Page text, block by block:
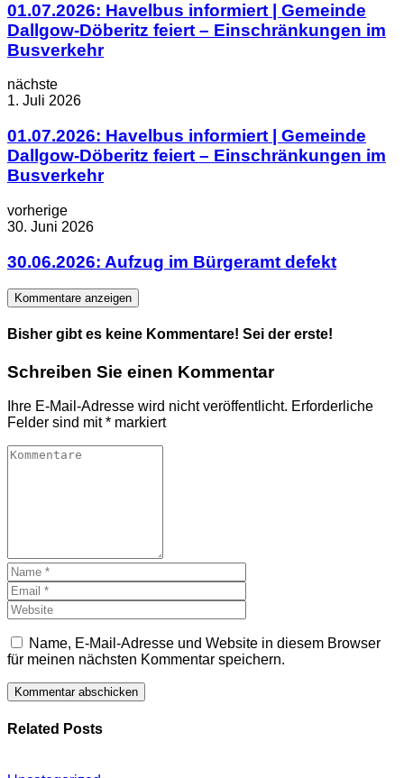
01.07.2026: Havelbus informiert | Gemeinde
Dallgow-Döberitz feiert – Einschränkungen im
Busverkehr
nächste
1. Juli 2026
01.07.2026: Havelbus informiert | Gemeinde
Dallgow-Döberitz feiert – Einschränkungen im
Busverkehr
vorherige
30. Juni 2026
30.06.2026: Aufzug im Bürgeramt defekt
Kommentare anzeigen
Bisher gibt es keine Kommentare! Sei der erste!
Schreiben Sie einen Kommentar
Ihre E-Mail-Adresse wird nicht veröffentlicht. Erforderliche
Felder sind mit* markiert
Name, E-Mail-Adresse und Website in diesem Browser
für meinen nächsten Kommentar speichern.
Related Posts